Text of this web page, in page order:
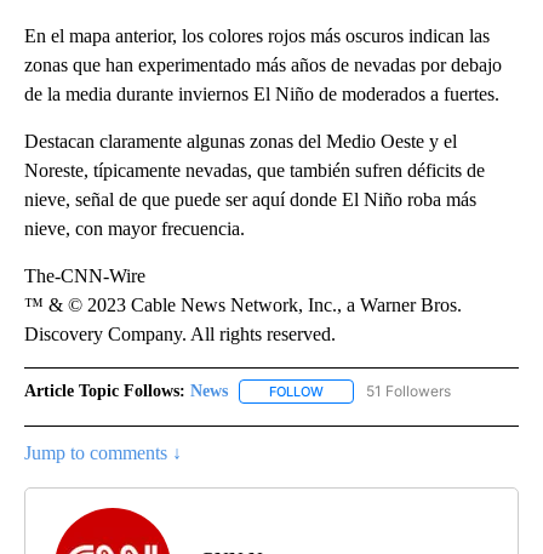
En el mapa anterior, los colores rojos más oscuros indican las
zonas que han experimentado más años de nevadas por debajo
de la media durante inviernos El Niño de moderados a fuertes.
Destacan claramente algunas zonas del Medio Oeste y el
Noreste, típicamente nevadas, que también sufren déficits de
nieve, señal de que puede ser aquí donde El Niño roba más
nieve, con mayor frecuencia.
The-CNN-Wire
™ & © 2023 Cable News Network, Inc., a Warner Bros.
Discovery Company. All rights reserved.
Article Topic Follows: News FOLLOW FOLLOW "NEWS" TO RECEIVE
51 Followers
Jump to comments ↓